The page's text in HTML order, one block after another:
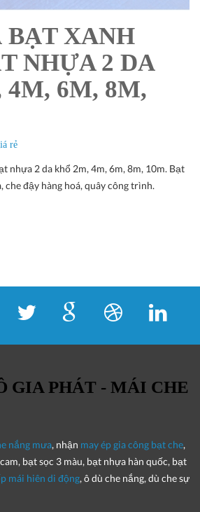
BẠT XANH
NHỰA 2 DA
6M, 8M,
rẻ
nhựa 2 da khổ 2m, 4m, 6m, 8m, 10m. Bạt
che đậy hàng hoá, quây công trình.
GIA PHÁT - MÁI CHE
nắng mưa, nhận may ép gia công bạt che,
bạt sọc 3 màu, bạt nhựa hàn quốc, bạt
mái hiên di động, ô dù che nắng, dù che sự